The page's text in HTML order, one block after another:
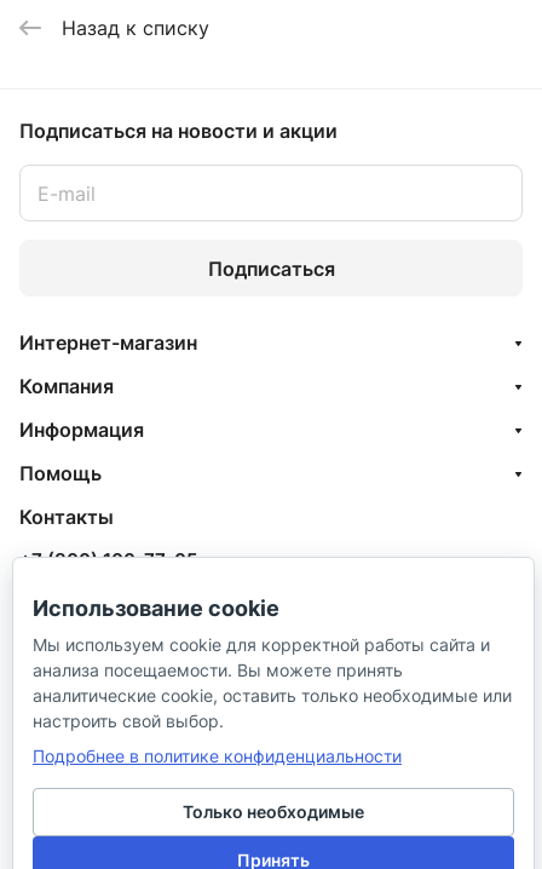
Назад к списку
Подписаться на новости и акции
Подписаться
Интернет-магазин
Компания
Информация
Помощь
Контакты
+7 (800) 100-77-05
info@aquatehnik.com
г. Краснодар (Центр),
ул. Чкалова, 167
© 2026 ИП Сибирцев И. В.
Использование cookie
Мы используем cookie для корректной работы сайта и
анализа посещаемости. Вы можете принять
аналитические cookie, оставить только необходимые или
настроить свой выбор.
Подробнее в политике конфиденциальности
Только необходимые
Принять